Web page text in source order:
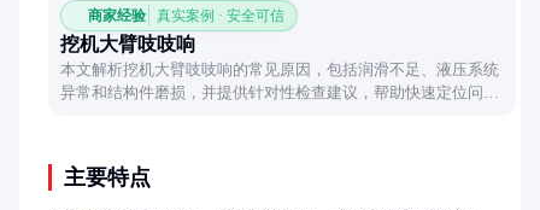
商家经验 真实案例 · 安全可信
挖机大臂吱吱响
本文解析挖机大臂吱吱响的常见原因，包括润滑不足、液压系统
异常和结构件磨损，并提供针对性检查建议，帮助快速定位问
主要特点